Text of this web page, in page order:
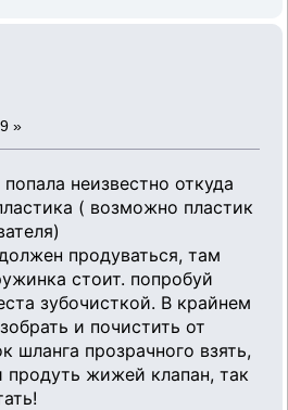
»
неизвестно откуда
( возможно пластик
продуваться, там
стоит. попробуй
зубочисткой. В крайнем
и почистить от
прозрачного взять,
продуть жижей клапан, так